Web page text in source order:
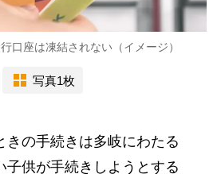
口座は凍結されない（イメージ）
写真1枚
の手続きは多岐にわたる
子供が手続きしようとする